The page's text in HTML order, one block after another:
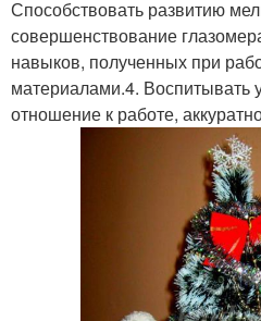
Способствовать развитию
совершенствование
навыков, полученных при
материалами.4. Воспитывать
отношение к работе,